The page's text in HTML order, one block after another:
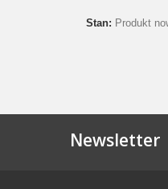
Stan: Produkt
Newsletter